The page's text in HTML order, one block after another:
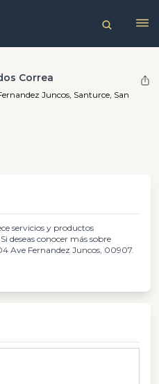
Correa
Juncos, Santurce, San
servicios y productos
deseas conocer más sobre
Ave Fernandez Juncos, 00907.